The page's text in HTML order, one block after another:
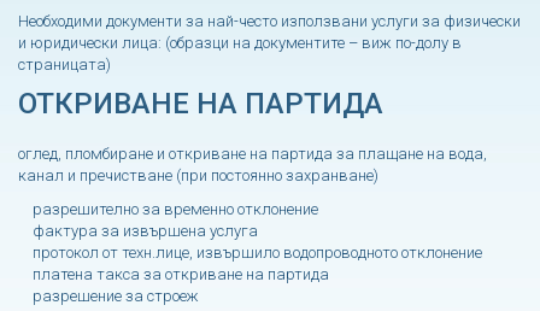
Необходими документи за най-често използвани услуги за физически
и юридически лица: (образци на документите – виж по-долу в
страницата)
ОТКРИВАНЕ НА ПАРТИДА
оглед, пломбиране и откриване на партида за плащане на вода,
канал и пречистване (при постоянно захранване)
разрешително за временно отклонение
фактура за извършена услуга
протокол от техн.лице, извършило водопроводното отклонение
платена такса за откриване на партида
разрешение за строеж